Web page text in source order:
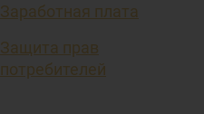
Заработная плата
Защита прав
потребителей